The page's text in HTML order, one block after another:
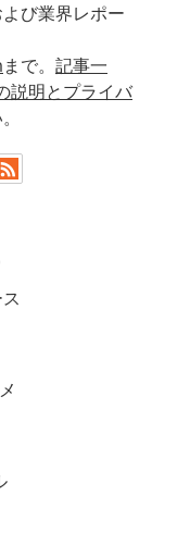
び業界レポー
まで。 記事一
説明とプライバ